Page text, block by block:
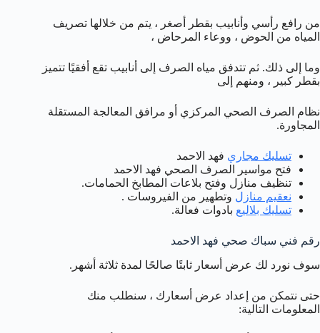
من رافع رأسي وأنابيب بقطر أصغر ، يتم من خلالها تصريف
المياه من الحوض ، ووعاء المرحاض ،
وما إلى ذلك. ثم تتدفق مياه الصرف إلى أنابيب تقع أفقيًا تتميز
بقطر كبير ، ومنهم إلى
نظام الصرف الصحي المركزي أو مرافق المعالجة المستقلة
المجاورة.
تسليك مجاري فهد الاحمد
فتح مواسير الصرف الصحي فهد الاحمد
تنظيف منازل وفتح بلاعات المطابخ الحمامات.
نعقيم منازل وتطهير من الفيروسات .
تسليك بلاليع بادوات فعالة.
رقم فني سباك صحي فهد الاحمد
سوف نورد لك عرض أسعار ثابتًا صالحًا لمدة ثلاثة أشهر.
حتى نتمكن من إعداد عرض أسعارك ، سنطلب منك
المعلومات التالية: